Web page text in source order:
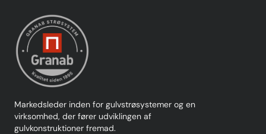
Markedsleder inden for gulvstrøsystemer og en
virksomhed, der fører udviklingen af
gulvkonstruktioner fremad.